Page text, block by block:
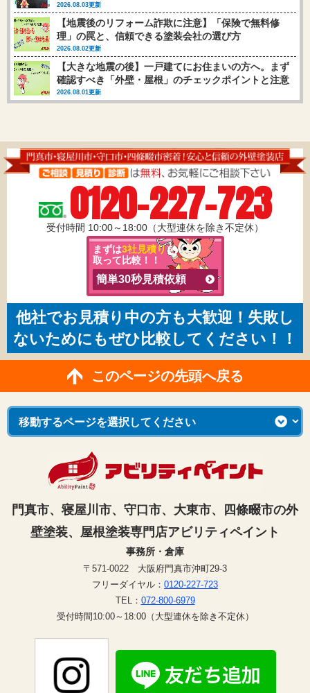
2026.08.03更新
【地震後のリフォーム詐欺に注意】「保険で無料修
理」の罠と、信頼できる塗装会社の選び方
2026.08.02更新
【大きな地震の後】一戸建てにお住まいの方へ。まず
確認すべき「外壁・屋根」のチェックポイントと注意
点
2026.08.01更新
0120-227-723
受付時間 10:00～18:00（大型連休を除き不定休）
まずは3社見積りを
取って比較！！
簡単30秒見積依頼
他社でお見積り中の方も大歓迎！失敗し
ないためにもぜひ比較してください！！
このページの先頭へ戻る
門真市、寝屋川市、守口市、大東市、四條畷市の外
壁塗装、屋根塗装専門店アビリティペイント
事務所・倉庫
〒571-0022 大阪府門真市沖町29-3
フリーダイヤル： 0120-227-723
TEL： 072-800-6979
受付時間10:00～18:00（大型連休を除き不定休）